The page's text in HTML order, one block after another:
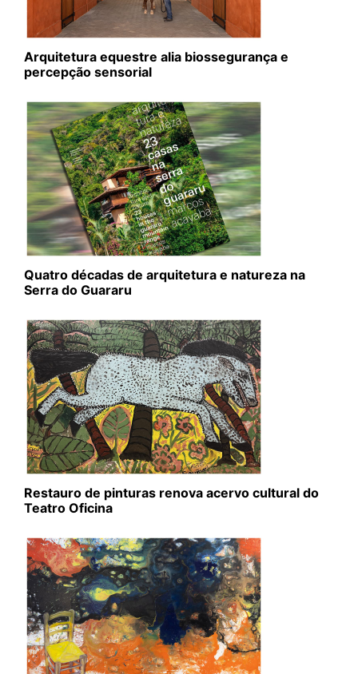
Arquitetura equestre alia biossegurança e
percepção sensorial
Quatro décadas de arquitetura e natureza na
Serra do Guararu
Restauro de pinturas renova acervo cultural do
Teatro Oficina